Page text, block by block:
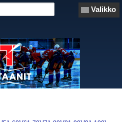
Valikko